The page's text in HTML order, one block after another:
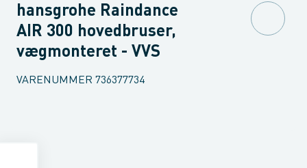
hansgrohe Raindance
AIR 300 hovedbruser,
vægmonteret - VVS
VARENUMMER 736377734